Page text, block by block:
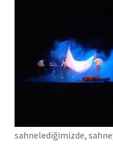
sahnelediğimizde,